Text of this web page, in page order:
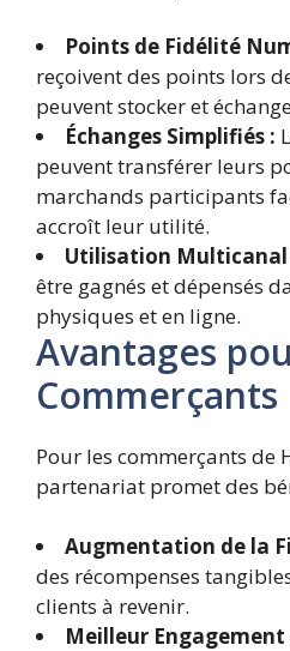
Points de Fidélité
reçoivent des points lors
peuvent stocker et
Échanges Simplifiés :
peuvent transférer leurs
marchands participants
accroît leur utilité.
Utilisation Multicanal
être gagnés et dépensés
physiques et en ligne.
Avantages
Commerçants
Pour les commerçants de
partenariat promet des
Augmentation de la
des récompenses
clients à revenir.
Meilleur Engagement